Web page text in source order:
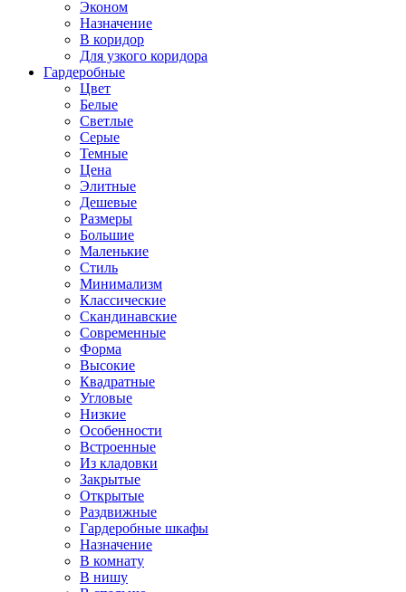
Эконом
Назначение
В коридор
Для узкого коридора
Гардеробные
Цвет
Белые
Светлые
Серые
Темные
Цена
Элитные
Дешевые
Размеры
Большие
Маленькие
Стиль
Минимализм
Классические
Скандинавские
Современные
Форма
Высокие
Квадратные
Угловые
Низкие
Особенности
Встроенные
Из кладовки
Закрытые
Открытые
Раздвижные
Гардеробные шкафы
Назначение
В комнату
В нишу